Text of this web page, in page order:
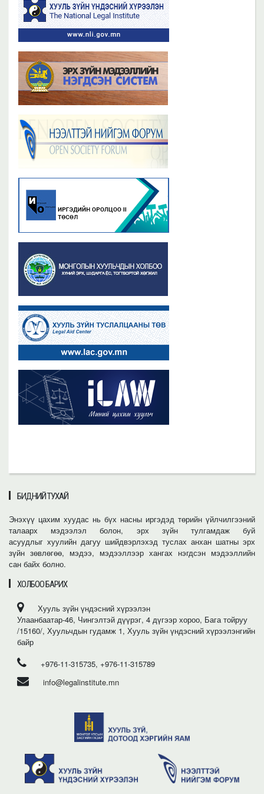
БИДНИЙ ТУХАЙ
Энэхүү цахим хуудас нь бүх насны иргэдэд төрийн үйлчилгээний
талаарх мэдээлэл болон, эрх зүйн тулгамдаж буй
асуудлыг хуулийн дагуу шийдвэрлэхэд туслах анхан шатны эрх
зүйн зөвлөгөө, мэдээ, мэдээллээр хангах нэгдсэн мэдээллийн
сан байх болно.
ХОЛБОО БАРИХ
Хууль зүйн үндэсний хүрээлэн
Улаанбаатар-46, Чингэлтэй дүүрэг, 4 дүгээр хороо, Бага тойруу
/15160/, Хуульчдын гудамж 1, Хууль зүйн үндэсний хүрээлэнгийн
байр
+976-11-315735, +976-11-315789
info@legalinstitute.mn